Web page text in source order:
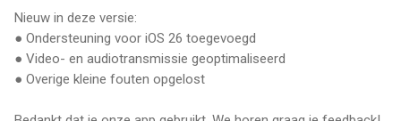
Belangrijkste functies
• Live HD-video en helder geluid
• Nachtmodus en scherm dimmen
• Pushmeldingen en tril-alarm
Nieuw in deze versie:
● Ondersteuning voor iOS 26 toegevoegd
● Video- en audiotransmissie geoptimaliseerd
● Overige kleine fouten opgelost